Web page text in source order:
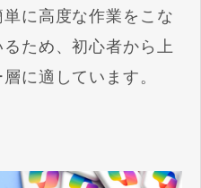
に高度な作業をこな
ため、初心者から上
に適しています。